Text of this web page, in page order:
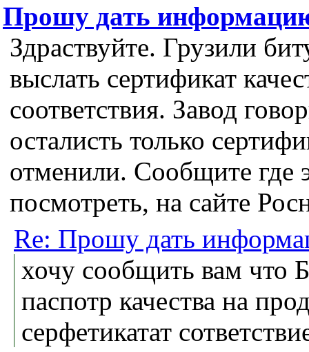
Прошу дать
Здраствуйте. Грузили
выслать сертификат
соответствия. Завод
осталисть только
отменили. Сообщите где
посмотреть, на сайте
Re: Прошу дать
хочу сообщить вам что
паспотр качества на
серфетикатат